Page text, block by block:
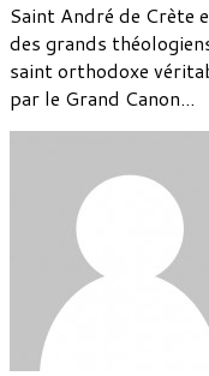
Saint André de Crète
des grands
saint orthodoxe
par le Grand Canon...